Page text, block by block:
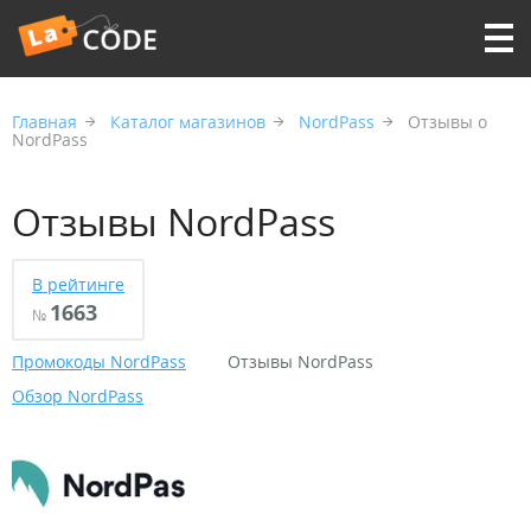
Главная Каталог магазинов NordPass Отзывы о
NordPass
Отзывы NordPass
В рейтинге
№ 1663
Промокоды NordPass
Отзывы NordPass
Обзор NordPass